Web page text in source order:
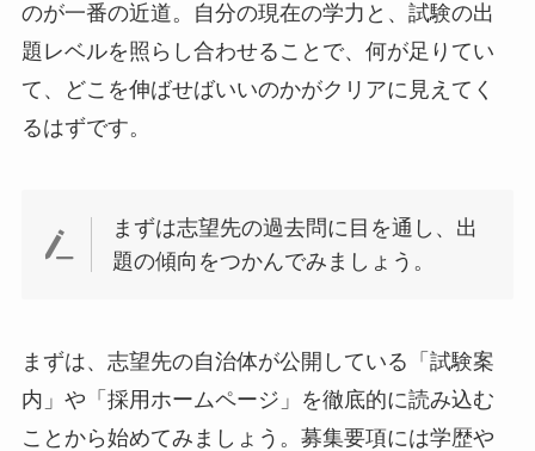
のが一番の近道。自分の現在の学力と、試験の出
題レベルを照らし合わせることで、何が足りてい
て、どこを伸ばせばいいのかがクリアに見えてく
るはずです。
まずは志望先の過去問に目を通し、出
題の傾向をつかんでみましょう。
まずは、志望先の自治体が公開している「試験案
内」や「採用ホームページ」を徹底的に読み込む
ことから始めてみましょう。募集要項には学歴や